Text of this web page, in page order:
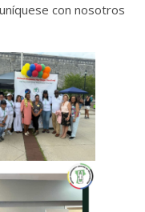
con nosotros